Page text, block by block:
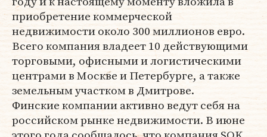
приобретение коммерческой
недвижимости около 300 миллионов евро.
Всего компания владеет 10 действующими
торговыми, офисными и логистическими
центрами в Москве и Петербурге, а также
земельным участком в Дмитрове.
Финские компании активно ведут себя на
российском рынке недвижимости. В июне